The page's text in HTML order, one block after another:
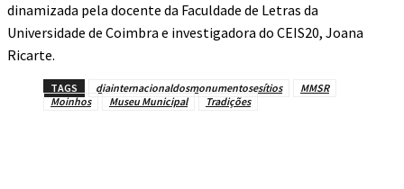
dinamizada pela docente da Faculdade de Letras da
Universidade de Coimbra e investigadora do CEIS20, Joana
Ricarte.
TAGS diainternacionaldosmonumentosesítios
MMSR
Moinhos
Museu Municipal Tradições